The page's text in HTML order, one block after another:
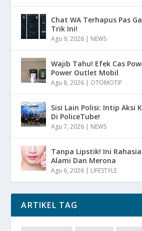
Chat WA Terhapus Pas
Trik Ini!
Agu 9, 2026 NEWS
Wajib Tahu! Efek Cas
Power Outlet Mobil
Agu 8, 2026 OTOMOTIF
Sisi Lain Polisi: Intip Aksi
Di PoliceTube!
Agu 7, 2026 NEWS
Tanpa Lipstik! Ini
Alami Dan Merona
Agu 6, 2026 LIFESTYLE
ARTIKEL TAG